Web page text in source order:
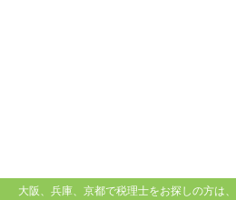
大阪、兵庫、京都で税理士をお探しの方は